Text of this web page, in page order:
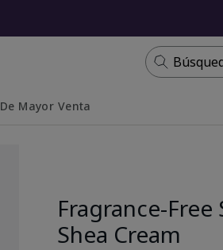
De Mayor Venta
Fragrance-
Shea Cream